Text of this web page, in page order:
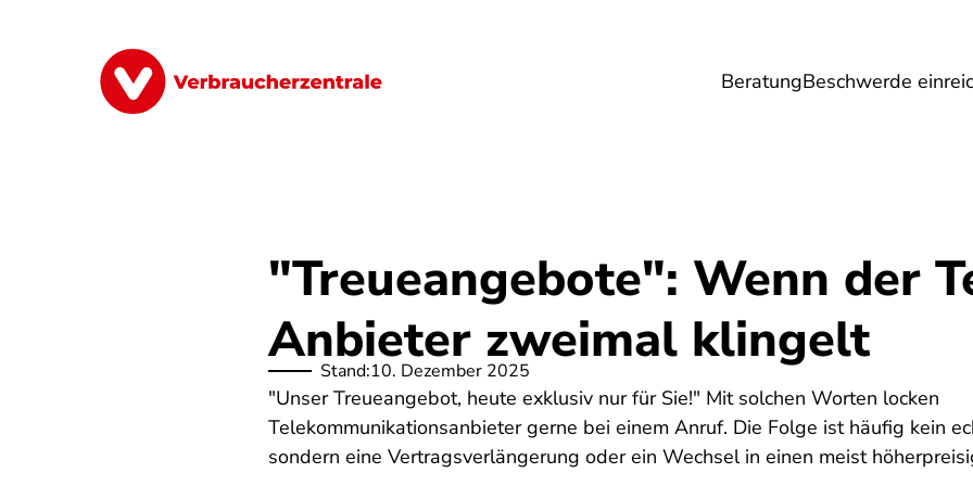
BeratungBeschwerde
Finanzen Digitales Lebensmittel Gesundheit Energie
"Treueangebote": Wenn der
Anbieter zweimal klingelt
Stand:10. Dezember 2025
"Unser Treueangebot, heute exklusiv nur für Sie!" Mit solchen Worten locken
Telekommunikationsanbieter gerne bei einem Anruf. Die Folge ist häufig kein
sondern eine Vertragsverlängerung oder ein Wechsel in einen meist